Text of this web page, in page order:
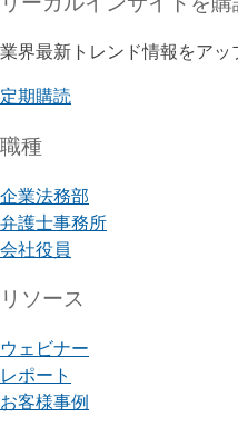
業界最新トレンド情報をアッ
定期購読
職種
企業法務部
弁護士事務所
会社役員
リソース
ウェビナー
レポート
お客様事例